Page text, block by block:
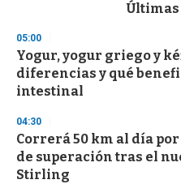
d
s
o
f
3
s
e
c
o
n
05:00
Yogur, yogur griego y
diferencias y qué
intestinal
04:30
Correrá 50 km al día
de superación tras el
Stirling